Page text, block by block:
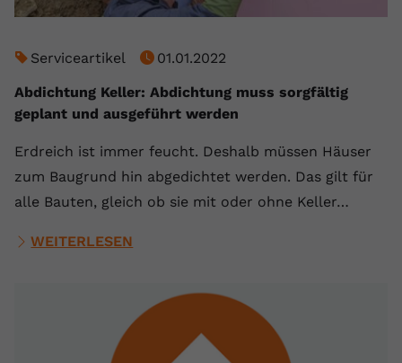
Serviceartikel
01.01.2022
Abdichtung Keller: Abdichtung muss sorgfältig
geplant und ausgeführt werden
Erdreich ist immer feucht. Deshalb müssen Häuser
zum Baugrund hin abgedichtet werden. Das gilt für
alle Bauten, gleich ob sie mit oder ohne Keller…
WEITERLESEN